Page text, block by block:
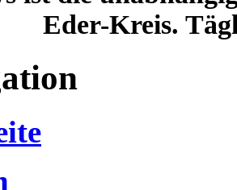
Eder-Kreis.